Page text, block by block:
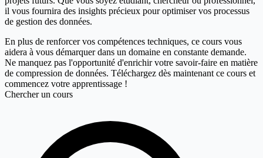
il vous fournira des insights précieux pour optimiser vos processus
de gestion des données.
En plus de renforcer vos compétences techniques, ce cours vous
aidera à vous démarquer dans un domaine en constante demande.
Ne manquez pas l'opportunité d'enrichir votre savoir-faire en matière
de compression de données. Téléchargez dès maintenant ce cours et
commencez votre apprentissage !
Chercher un cours